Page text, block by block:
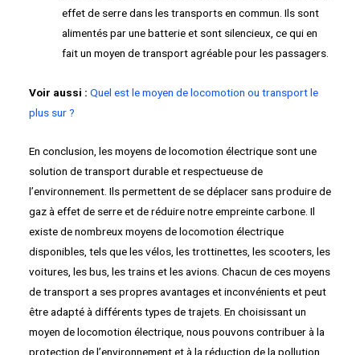
effet de serre dans les transports en commun. Ils sont
alimentés par une batterie et sont silencieux, ce qui en
fait un moyen de transport agréable pour les passagers.
Voir aussi : Quel est le moyen de locomotion ou transport le
plus sur ?
En conclusion, les moyens de locomotion électrique sont une
solution de transport durable et respectueuse de
l’environnement. Ils permettent de se déplacer sans produire de
gaz à effet de serre et de réduire notre empreinte carbone. Il
existe de nombreux moyens de locomotion électrique
disponibles, tels que les vélos, les trottinettes, les scooters, les
voitures, les bus, les trains et les avions. Chacun de ces moyens
de transport a ses propres avantages et inconvénients et peut
être adapté à différents types de trajets. En choisissant un
moyen de locomotion électrique, nous pouvons contribuer à la
protection de l’environnement et à la réduction de la pollution